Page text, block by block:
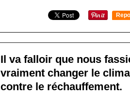
Il va falloir que nous
vraiment changer le
contre le réchauffement.